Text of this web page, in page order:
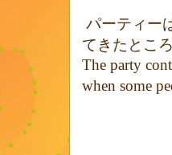
パーティー
てきたとこ
The party
when some